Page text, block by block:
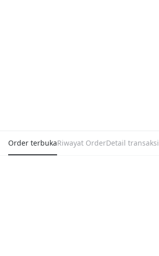
Order terbukaRiwayat OrderDetail transaksi